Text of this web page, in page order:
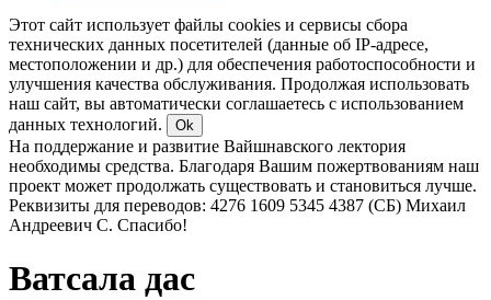
Этот сайт использует файлы cookies и сервисы сбора
технических данных посетителей (данные об IP-адресе,
местоположении и др.) для обеспечения работоспособности и
улучшения качества обслуживания. Продолжая использовать
наш сайт, вы автоматически соглашаетесь с использованием
данных технологий.
Ok
На поддержание и развитие Вайшнавского лектория
необходимы средства. Благодаря Вашим пожертвованиям наш
проект может продолжать существовать и становиться лучше.
Реквизиты для переводов: 4276 1609 5345 4387 (СБ) Михаил
Андреевич С. Спасибо!
Ватсала дас